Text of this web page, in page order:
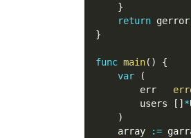
}
return gerror
}
func main( )
{
var
(
        err
        users
[ ] *
)
    array
:=